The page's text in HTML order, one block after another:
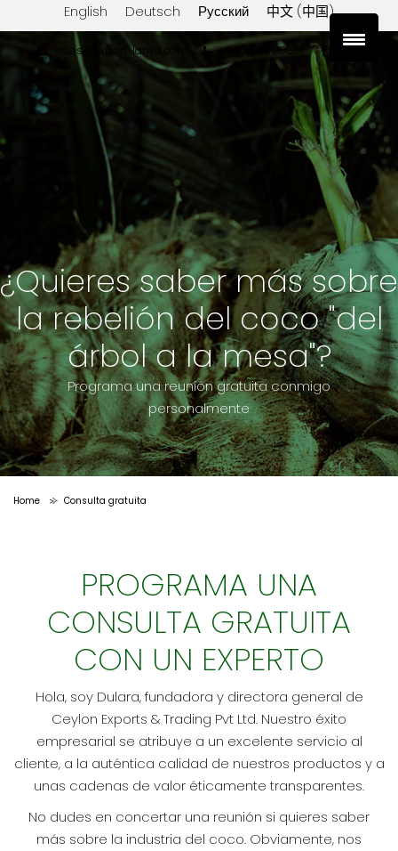
English Deutsch Русский 中文 (中国)
sales@export-lanka.com +94 76 697 0551
¿Quieres saber más sobre
la rebelión del coco "del
árbol a la mesa"?
Programa una reunión gratuita conmigo
personalmente
Home > Consulta gratuita
PROGRAMA UNA
CONSULTA GRATUITA
CON UN EXPERTO
Hola, soy Dulara, fundadora y directora general de
Ceylon Exports & Trading Pvt Ltd. Nuestro éxito
empresarial se atribuye a un excelente servicio al
cliente, a la auténtica calidad de nuestros productos y a
unas cadenas de valor éticamente transparentes.
No dudes en concertar una reunión si quieres saber
más sobre la industria del coco. Obviamente, nos